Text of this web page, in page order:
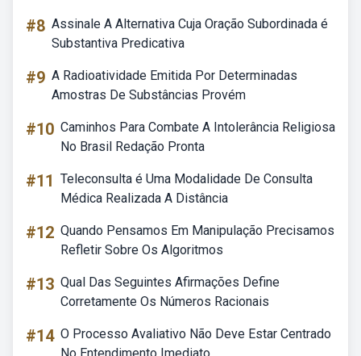
#8 Assinale A Alternativa Cuja Oração Subordinada é
Substantiva Predicativa
#9 A Radioatividade Emitida Por Determinadas
Amostras De Substâncias Provém
#10 Caminhos Para Combate A Intolerância Religiosa
No Brasil Redação Pronta
#11 Teleconsulta é Uma Modalidade De Consulta
Médica Realizada A Distância
#12 Quando Pensamos Em Manipulação Precisamos
Refletir Sobre Os Algoritmos
#13 Qual Das Seguintes Afirmações Define
Corretamente Os Números Racionais
#14 O Processo Avaliativo Não Deve Estar Centrado